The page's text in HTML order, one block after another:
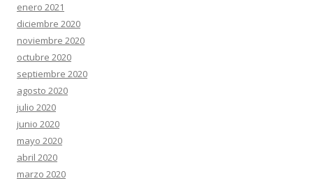
enero 2021
diciembre 2020
noviembre 2020
octubre 2020
septiembre 2020
agosto 2020
julio 2020
junio 2020
mayo 2020
abril 2020
marzo 2020